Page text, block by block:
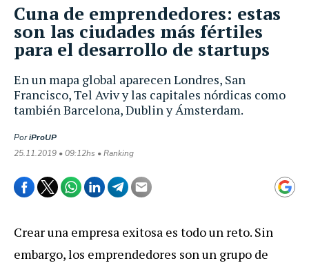
En un mapa global aparecen Londres, San
Francisco, Tel Aviv y las capitales nórdicas como
también Barcelona, Dublin y Ámsterdam.
PoriProUP
25.11.2019 • 09:12hs • Ranking
Cuna de emprendedores: estas
son las ciudades más fértiles
para el desarrollo de startups
Crear una empresa exitosa es todo un reto. Sin
embargo, los emprendedores son un grupo de